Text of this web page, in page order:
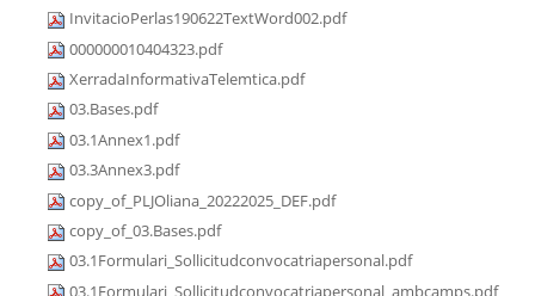
InvitacioPerlas190622TextWord002.pdf
000000010404323.pdf
XerradaInformativaTelemtica.pdf
03.Bases.pdf
03.1Annex1.pdf
03.3Annex3.pdf
copy_of_PLJOliana_20222025_DEF.pdf
copy_of_03.Bases.pdf
03.1Formulari_Sollicitudconvocatriapersonal.pdf
03.1Formulari_Sollicitudconvocatriapersonal_ambcamps.pdf